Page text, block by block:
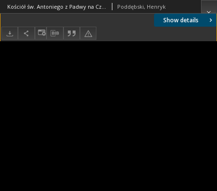
Show details
Kościół św. Antoniego z Padwy na Czerniakowie w Warszawie. Wnętrze Poddębski, Henryk